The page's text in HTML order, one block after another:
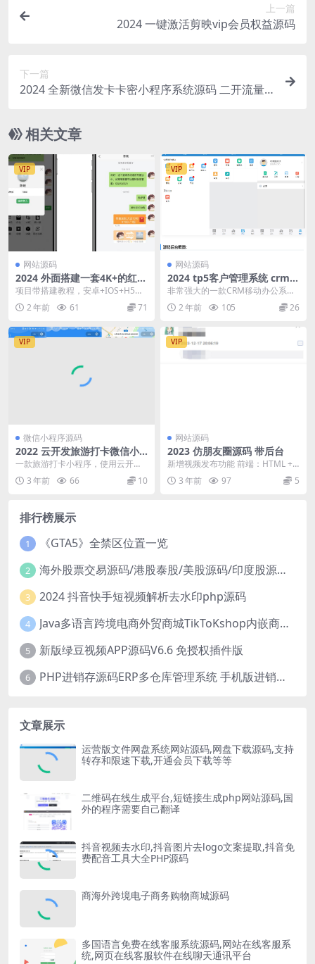
上一篇
2024 一键激活剪映vip会员权益源码
下一篇
2024 全新微信发卡卡密小程序系统源码 二开流量
相关文章
VIP
网站源码
2024 外面搭建一套4K+的红包
即时通讯（H5+安卓+IOS)客
户端视频教程
项目带搭建教程，安卓+IOS+H5客
户端。 功能支持红包转账，朋友
圈，群聊和群聊...
2 年前 61 71
VIP
网站源码
2024 tp5客户管理系统 crm客
户销售erp管理系统 电销系统
源码
非常强大的一款CRM移动办公系
统，功能非常多，界面简洁大气！
带手机端自适应，可封...
2 年前 105 26
VIP
微信小程序源码
2022 云开发旅游打卡微信小
程序源码
一款旅游打卡小程序，使用云开发
技术，taro 构建 主要功能有：景点
列表、景点详...
3 年前 66 10
VIP
网站源码
2023 仿朋友圈源码 带后台
新增视频发布功能 前端：HTML +
CSS + JavaScript 后端：建...
3 年前 97 5
排行榜展示
1 《GTA5》全禁区位置一览
2 海外股票交易源码/港股泰股/美股源码/印度股源码/马拉西亚股票源码/国际股票配资
3 2024 抖音快手短视频解析去水印php源码
4 Java多语言跨境电商外贸商城TikToKshop内嵌商城I商家入驻I一键铺
5 新版绿豆视频APP源码V6.6 免授权插件版
6 PHP进销存源码ERP多仓库管理系统 手机版进销存 php网络版进销存小程序
文章展示
运营版文件网盘系统网站源码,网盘下载源码,支持
转存和限速下载,开通会员下载等等
二维码在线生成平台,短链接生成php网站源码,国
外的程序需要自己翻译
抖音视频去水印,抖音图片去logo文案提取,抖音免
费配音工具大全PHP源码
商海外跨境电子商务购物商城源码
多国语言免费在线客服系统源码,网站在线客服系
统,网页在线客服软件在线聊天通讯平台